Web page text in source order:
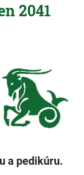
2041
a pedikúru.